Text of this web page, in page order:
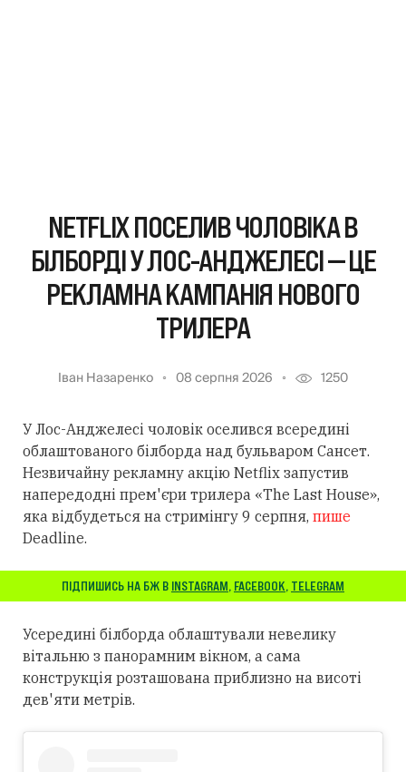
NETFLIX ПОСЕЛИВ ЧОЛОВІКА В
БІЛБОРДІ У ЛОС-АНДЖЕЛЕСІ — ЦЕ
РЕКЛАМНА КАМПАНІЯ НОВОГО
ТРИЛЕРА
Іван Назаренко 08 серпня 2026 1250
У Лос-Анджелесі чоловік оселився всередині
облаштованого білборда над бульваром Сансет.
Незвичайну рекламну акцію Netflix запустив
напередодні прем'єри трилера «The Last House»,
яка відбудеться на стримінгу 9 серпня, пише
Deadline.
ПІДПИШИСЬ НА БЖ В INSTAGRAM, FACEBOOK, TELEGRAM
Усередині білборда облаштували невелику
вітальню з панорамним вікном, а сама
конструкція розташована приблизно на висоті
дев'яти метрів.